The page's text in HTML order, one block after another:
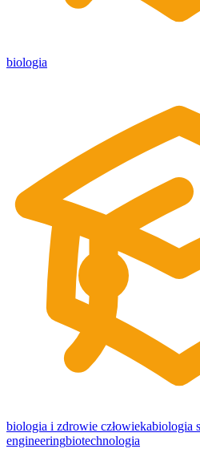
biologia
biologia i zdrowie człowiekabiologia
engineeringbiotechnologia